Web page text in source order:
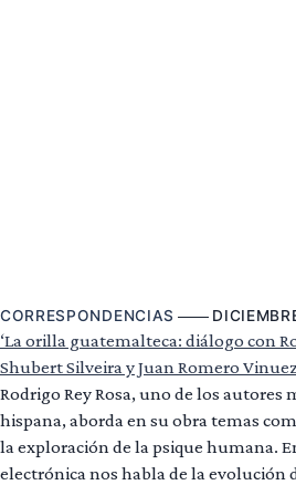
CORRESPONDENCIAS
‘La orilla guatemalteca: diálogo con
Shubert Silveira y Juan Romero
Rodrigo Rey Rosa, uno de los autores
hispana, aborda en su obra temas
la exploración de la psique humana.
electrónica nos habla de la evolución